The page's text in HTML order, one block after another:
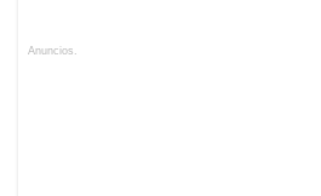
Anuncios.